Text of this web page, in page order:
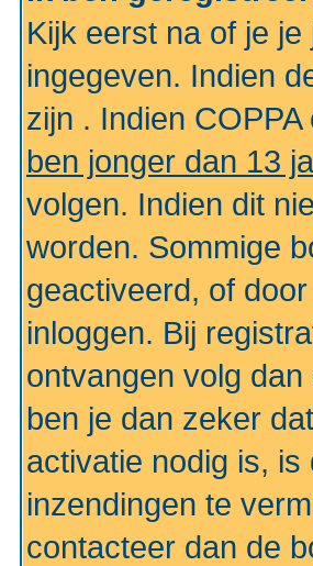
Kijk eerst na of je
ingegeven. Indien
zijn . Indien
ben jonger dan 13
volgen. Indien dit
worden. Sommige
geactiveerd, of
inloggen. Bij
ontvangen volg
ben je dan zeker
activatie nodig is,
inzendingen te
contacteer dan de